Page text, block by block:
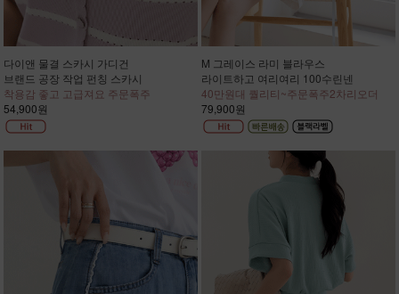
다이앤 물결 스카시 가디건
브랜드 공장 작업 펀칭 스카시
착용감 좋고 고급져요 주문폭주
54,900원
M 그레이스 라미 블라우스
라이트하고 여리여리 100수린넨
40만원대 퀄리티~주문폭주2차리오더
79,900원